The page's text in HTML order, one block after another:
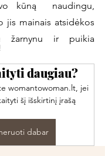
kūną  naudingu,
jis mainais atsidėkos
žarnynu ir puikia
daugiau?
womantowoman.lt, jei
šį išskirtinį įrašą
dabar